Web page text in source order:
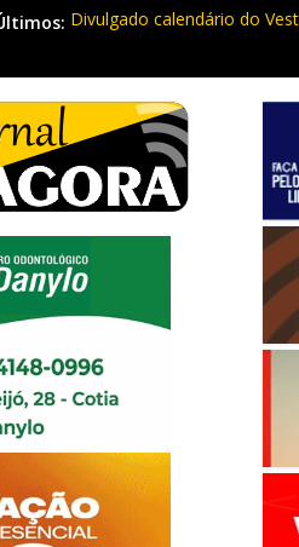
Divulgado calendário do
Morador denuncia furto de
Itapevi: Em duas
Sebrae promove curso de